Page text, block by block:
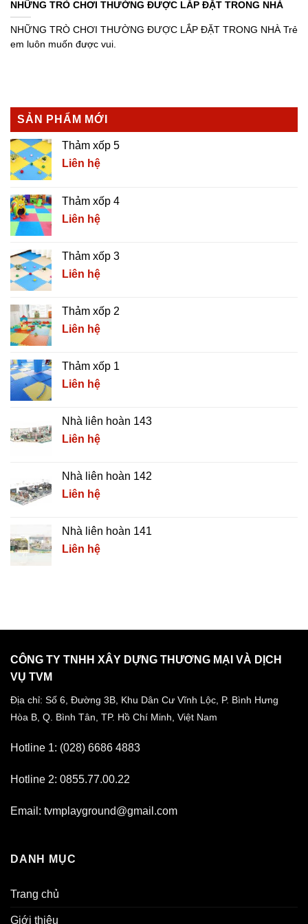
SẢN PHẨM MỚI
Thảm xốp 5
Liên hệ
Thảm xốp 4
Liên hệ
Thảm xốp 3
Liên hệ
Thảm xốp 2
Liên hệ
Thảm xốp 1
Liên hệ
Nhà liên hoàn 143
Liên hệ
Nhà liên hoàn 142
Liên hệ
Nhà liên hoàn 141
Liên hệ
NHỮNG TRÒ CHƠI THƯỜNG ĐƯỢC LẮP ĐẶT TRONG NHÀ
NHỮNG TRÒ CHƠI THƯỜNG ĐƯỢC LẮP ĐẶT TRONG NHÀ Trẻ
em luôn muốn được vui.
CÔNG TY TNHH XÂY DỰNG THƯƠNG MẠI VÀ DỊCH
VỤ TVM
Địa chỉ: Số 6, Đường 3B, Khu Dân Cư Vĩnh Lộc, P. Bình Hưng
Hòa B, Q. Bình Tân, TP. Hồ Chí Minh, Việt Nam
Hotline 1: (028) 6686 4883
Hotline 2: 0855.77.00.22
Email: tvmplayground@gmail.com
DANH MỤC
Trang chủ
Giới thiệu